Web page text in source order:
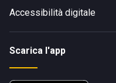
Accessibilità digitale
Scarica l'app